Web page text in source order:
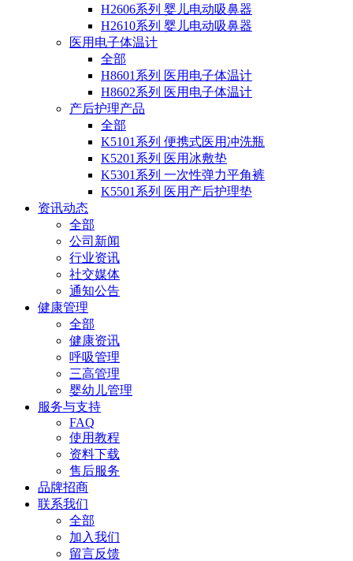
H2606系列 婴儿电动吸鼻器
H2610系列 婴儿电动吸鼻器
医用电子体温计
全部
H8601系列 医用电子体温计
H8602系列 医用电子体温计
产后护理产品
全部
K5101系列 便携式医用冲洗瓶
K5201系列 医用冰敷垫
K5301系列 一次性弹力平角裤
K5501系列 医用产后护理垫
资讯动态
全部
公司新闻
行业资讯
社交媒体
通知公告
健康管理
全部
健康资讯
呼吸管理
三高管理
婴幼儿管理
服务与支持
FAQ
使用教程
资料下载
售后服务
品牌招商
联系我们
全部
加入我们
留言反馈